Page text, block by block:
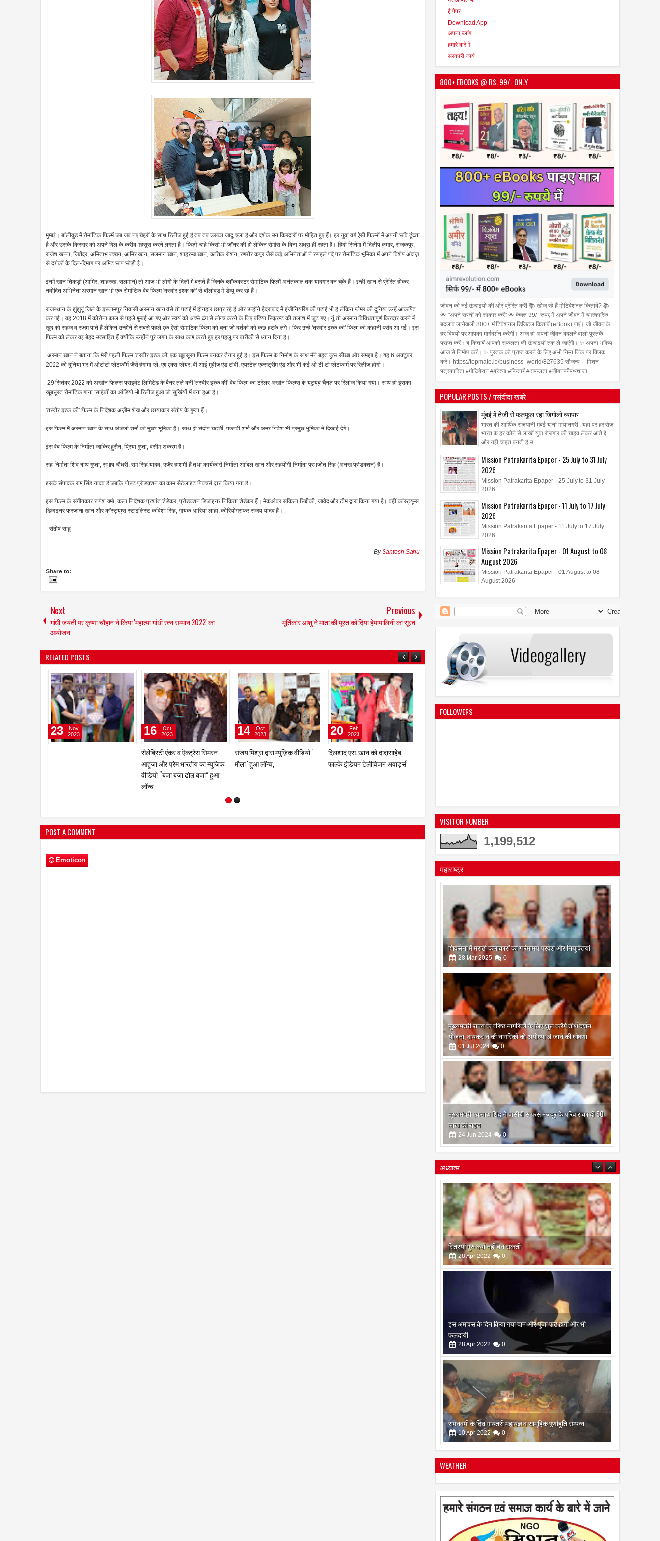
मुम्बई। बॉलीवुड में रोमांटिक फिल्में जब जब नए चेहरों के साथ रिलीज हुई है तब तब उसका जादू चला है और दर्शक उन किरदारों पर मोहित हुए हैं। हर युवा वर्ग ऐसी फिल्मों में अपनी छवि ढूंढता
है और उसके किरदार को अपने दिल के करीब महसूस करने लगता है। फिल्में चाहे किसी भी जॉनर की हो लेकिन रोमांस के बिना अधूरा ही रहता है। हिंदी सिनेमा में दिलीप कुमार, राजकपूर,
राजेश खन्ना, जितेंद्र, अमिताभ बच्चन, आमिर खान, सलमान खान, शाहरुख खान, ऋतिक रोशन, रणबीर कपूर जैसे कई अभिनेताओं ने रुपहले पर्दे पर रोमांटिक भूमिका में अपने विशेष अंदाज़
से दर्शकों के दिल-दिमाग पर अमिट छाप छोड़ी है।
इनमें खान तिकड़ी (आमिर, शाहरुख, सलमान) तो आज भी लोगों के दिलों में बसते हैं जिनके ब्लॉकबस्टर रोमांटिक फिल्में अनंतकाल तक यादगार बन चुके हैं। इन्हीं खान से प्रेरित होकर
नवोदित अभिनेता अरमान खान भी एक रोमांटिक वेब फिल्म 'तस्वीर इश्क की' से बॉलीवुड में डेब्यू कर रहे हैं।
राजस्थान के झुंझुनूं जिले के इस्लामपुर निवासी अरमान खान वैसे तो पढ़ाई में होनहार छात्र रहे हैं और उन्होंने हैदराबाद में इंजीनियरिंग की पढ़ाई भी है लेकिन ग्लैमर की दुनिया उन्हें आकर्षित
कर गई। वह 2018 में कोरोना काल से पहले मुम्बई आ गए और स्वयं को अच्छे ढंग से लॉन्च करने के लिए बढ़िया स्क्रिप्ट की तलाश में जुट गए। यूं तो अरमान विविधतापूर्ण किरदार करने में
खुद को सहज व सक्षम पाते हैं लेकिन उन्होंने से सबसे पहले एक ऐसी रोमांटिक फिल्म को चुना जो दर्शकों को कुछ हटके लगे। फिर उन्हें 'तस्वीर इश्क की' फिल्म की कहानी पसंद आ गई। इस
फिल्म को लेकर वह बेहद उत्साहित हैं क्योंकि उन्होंने पूरे लगन के साथ काम करते हुए हर पहलू पर बारीकी से ध्यान दिया है।
अरमान खान ने बताया कि मेरी पहली फिल्म 'तस्वीर इश्क की' एक खूबसूरत फिल्म बनकर तैयार हुई है। इस फिल्म के निर्माण के साथ मैंने बहुत कुछ सीखा और समझा है। यह 6 अक्टूबर
2022 को दुनिया भर में ओटीटी प्लेटफॉर्म जैसे हंगामा प्ले, एम एक्स प्लेयर, वी आई मूवीज एंड टीवी, एयरटेल एक्सट्रीम एंड और भी कई ओ टी टी प्लेटफार्म पर रिलीज होगी।
29 सितंबर 2022 को अखांन फिल्म्स प्राइवेट लिमिटेड के बैनर तले बनी 'तस्वीर इश्क की' वेब फिल्म का ट्रेलर अखांन फिल्म्स के यूट्यूब चैनल पर रिलीज किया गया। साथ ही इसका
खूबसूरत रोमांटिक गाना 'साहेबाँ' का ऑडियो भी रिलीज हुआ जो सुर्खियों में बना हुआ है।
'तस्वीर इश्क की' फिल्म के निर्देशक अज़ीम शेख और छायाकार संतोष के गुप्ता हैं।
इस फिल्म में अरमान खान के साथ अंजली शर्मा की मुख्य भूमिका है। साथ ही संदीप चटर्जी, पल्लवी शर्मा और अमर निवेश भी प्रमुख भूमिका में दिखाई देंगे।
इस वेब फिल्म के निर्माता जाकिर हुसैन, प्रिया गुप्ता, वसीम अकरम हैं।
सह-निर्माता शिव नाथ गुप्ता, सुभाष चौधरी, राम सिंह यादव, उजैर हाशमी हैं तथा कार्यकारी निर्माता आदिल खान और सहयोगी निर्माता प्रभजोत सिंह (अनख प्रोडक्शन) हैं।
इसके संपादक राम सिंह यादव हैं जबकि पोस्ट प्रोडक्शन का काम सैटेलाइट पिक्चर्स द्वारा किया गया है।
इस फिल्म के संगीतकार रूपेश वर्मा, कला निर्देशक प्रशांत शेडेकर, प्रोडक्शन डिजाइनर निकिता शेडेकर हैं। मेकओवर सकिला सिद्दीकी, जावेद और टीम द्वारा किया गया है। वहीं कॉस्ट्यूम्स
डिजाइनर फरजाना खान और कॉस्ट्यूम्स स्टाइलिस्ट कविशा सिंह, गायक आरिया लाहा, कोरियोग्राफर संजय यादव हैं।
- संतोष साहू
BySantosh Sahu
Share to:
Next
गांधी जयंती पर कृष्णा चौहान ने किया 'महात्मा गांधी रत्न सम्मान 2022' का
आयोजन
Previous
मूर्तिकार आशु ने माता की मूरत को दिया हेमामालिनी का सूरत
RELATED POSTS
15
Feb
2023
गीतकार-संगीतकार प्रवीण भारद्बाज की
नई पेशकश 'मोहब्बत तुम्हारी' ने मचाया
धूम
13
Feb
2023
23
Nov
2023
सेलेब्रिटी एंकर व ऎक्ट्रेस सिमरन
आहूजा और प्रेम भारतीय का म्युज़िक
16
Oct
2023
POST A COMMENT
Emoticon
ई पेपर
Download App
अपना ब्लॉग
हमारे बारे में
सरकारी कार्य
800+ EBOOKS @ RS. 99/- ONLY
जीवन को नई ऊंचाइयों की ओर प्रेरित करें! 📚 खोज रहे हैं मोटिवेशनल किताबें? 📚
🌟 "अपने सपनों को साकार करें" 🌟 केवल 99/- रूपए में अपने जीवन में चमत्कारिक
बदलाव लानेवाली 800+ मोटिवेशनल डिजिटल किताबें (eBook) पाएं। जो जीवन के
हर विषयों पर आपका मार्गदर्शन करेगी। आज ही अपनी जीवन बदलने वाली पुस्तकें
प्राप्त करें। ये किताबें आपको सफलता की ऊंचाइयों तक ले जाएंगी। ✨ अपना भविष्य
आज से निर्माण करें। ✨ पुस्तक को प्राप्त करने के लिए अभी निम्न लिंक पर क्लिक
करे। https://topmate.io/business_world/827635 सौजन्य - -मिशन
पत्रकारिता #मोटिवेशन #प्रेरणा #किताबें #सफलता #जीवनकीपथशाला
POPULAR POSTS / पसंदीदा खबरे
मुंबई में तेजी से फलफूल रहा जिगोलो व्यापार
भारत की आर्थिक राजधानी मुंबई यानी मायानगरी . यहा पर हर रोज
भारत के हर कोने से लाखों युवा रोजगार की चाहत लेकर आते है.
और यही चाहत बनती है उ...
Mission Patrakarita Epaper - 25 July to 31 July
2026
Mission Patrakarita Epaper - 25 July to 31 July
2026
Mission Patrakarita Epaper - 11 July to 17 July
2026
Mission Patrakarita Epaper - 11 July to 17 July
2026
Mission Patrakarita Epaper - 01 August to 08
August 2026
Mission Patrakarita Epaper - 01 August to 08
August 2026
FOLLOWERS
VISITOR NUMBER
1,199,512
महाराष्ट्र
शिवसेना में मराठी कलाकारों का गरिमामय प्रवेश और नियुक्तियां
28 Mar 2025 0
मुख्यमंत्री राज्य के वरिष्ठ नागरिकों के लिए शुरू करेंगे तीर्थ दर्शन
योजना, वायकर ने की नागरिकों को अयोध्या ले जाने की घोषणा
01 Jul 2024 0
मुख्यमंत्री एकनाथ शिंदे ने जेसीबी से फंसे मजदूर के परिवार को दी 50
लाख की राहत
24 Jun 2024 0
अध्यात्म
इस अमावस के दिन किया गया दान और पुजा पाठ होगा और भी
फलदायी
28 Apr 2022 0
रामनवमी के दिन गायत्री महायज्ञ व सामुहिक पूर्णाहुति सम्पन्न
10Apr 2022 0
सिद्ध कुंजिका स्तोत्र का पाठ ऐसे करें
12Apr 2024 0
स्त्रियां गुरु क्यों नही बन सकती
2022 0
WEATHER